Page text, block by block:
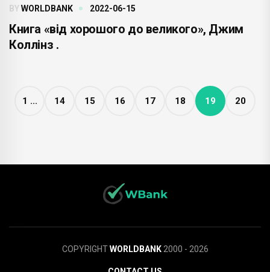
BYWORLDBANK 2022-06-15
Книга «від хорошого до великого», Джим
Коллінз .
1 ... 14 15 16 17 18 19 20
COPYRIGHTWORLDBANK2000 - 2026